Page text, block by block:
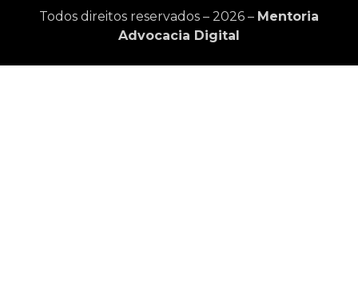
Todos direitos reservados – 2026 – Mentoria
Advocacia Digital